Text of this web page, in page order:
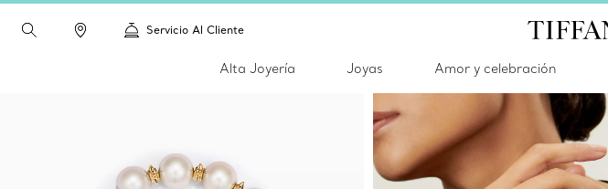
Servicio Al Cliente
Alta Joyería Joyas Amor y celebración